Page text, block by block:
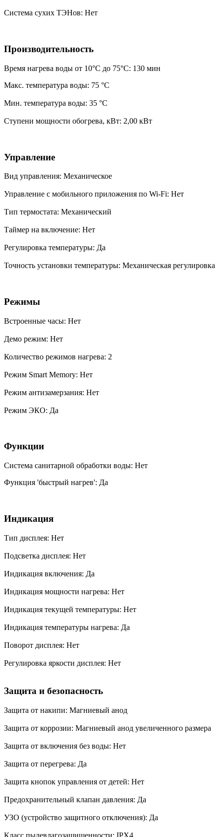
Система сухих ТЭНов: Нет
Производительность
Время нагрева воды от 10°С до 75°С: 130 мин
Макс. температура воды: 75 °С
Мин. температура воды: 35 °С
Ступени мощности обогрева, кВт: 2,00 кВт
Управление
Вид управления: Механическое
Управление c мобильного приложения по Wi-Fi: Нет
Тип термостата: Механический
Таймер на включение: Нет
Регулировка температуры: Да
Точность установки температуры: Механическая регулировка
Режимы
Встроенные часы: Нет
Демо режим: Нет
Количество режимов нагрева: 2
Режим Smart Memory: Нет
Режим антизамерзания: Нет
Режим ЭКО: Да
Функции
Система санитарной обработки воды: Нет
Функция 'быстрый нагрев': Да
Индикация
Тип дисплея: Нет
Подсветка дисплея: Нет
Индикация включения: Да
Индикация мощности нагрева: Нет
Индикация текущей температуры: Нет
Индикация температуры нагрева: Да
Поворот дисплея: Нет
Регулировка яркости дисплея: Нет
Защита и безопасность
Защита от накипи: Магниевый анод
Защита от коррозии: Магниевый анод увеличенного размера
Защита от включения без воды: Нет
Защита от перегрева: Да
Защита кнопок управления от детей: Нет
Предохранительный клапан давления: Да
УЗО (устройство защитного отключения): Да
Класс пылевлагозащищенности: IPX4